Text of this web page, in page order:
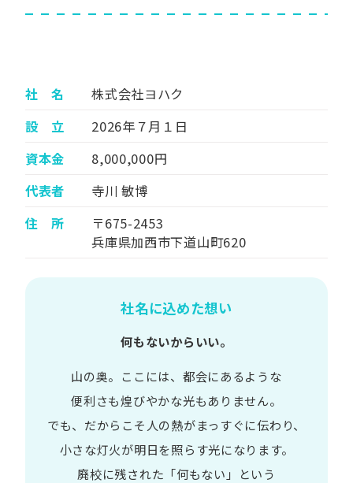
社 名
株式会社ヨハク
設 立
2026年７月１日
資本金
8,000,000円
代表者
寺川 敏博
住 所
〒675-2453
兵庫県加西市下道山町620
社名に込めた想い
何もないからいい。
山の​奥。​ここには、​都会に​あるような​
便利さも煌びやかな​光も​ありません。​
でも、​だから​こそ 人の​熱が​まっすぐに​伝わり、
小さな​灯火が​明日を​照らす光に​なります。
廃校に​残された​「何も​ない」と​いう​